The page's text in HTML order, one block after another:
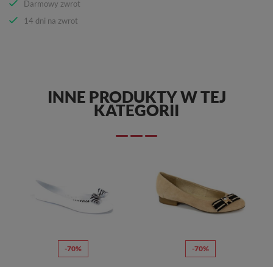
Darmowy zwrot
14 dni na zwrot
INNE PRODUKTY W TEJ
KATEGORII
-70% -70%